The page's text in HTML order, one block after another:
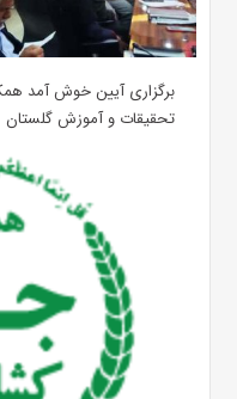
تحقیقات و آموزش گلستان